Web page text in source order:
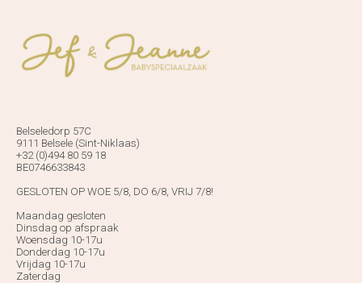
Belseledorp 57C
9111 Belsele (Sint-Niklaas)
+32 (0)494 80 59 18
BE0746633843
GESLOTEN OP WOE 5/8, DO 6/8, VRIJ 7/8!
Maandag gesloten
Dinsdag op afspraak
Woensdag 10-17u
Donderdag 10-17u
Vrijdag 10-17u
Zaterdag